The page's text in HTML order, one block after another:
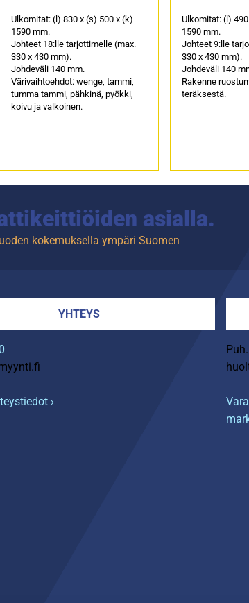
Ulkomitat: (l) 830 x (s) 500 x (k)
1590 mm.
Johteet 18:lle tarjottimelle (max.
330 x 430 mm).
Johdeväli 140 mm.
Värivaihtoehdot: wenge, tammi,
tumma tammi, pähkinä, pyökki,
koivu ja valkoinen.
Ulkomitat: (l)
1590 mm.
Johteet 9:lle
330 x 430 mm).
Johdeväli 140
Rakenne
teräksestä.
asialla.
kokemuksella ympäri Suomen
YHTEYS
›
Puh.